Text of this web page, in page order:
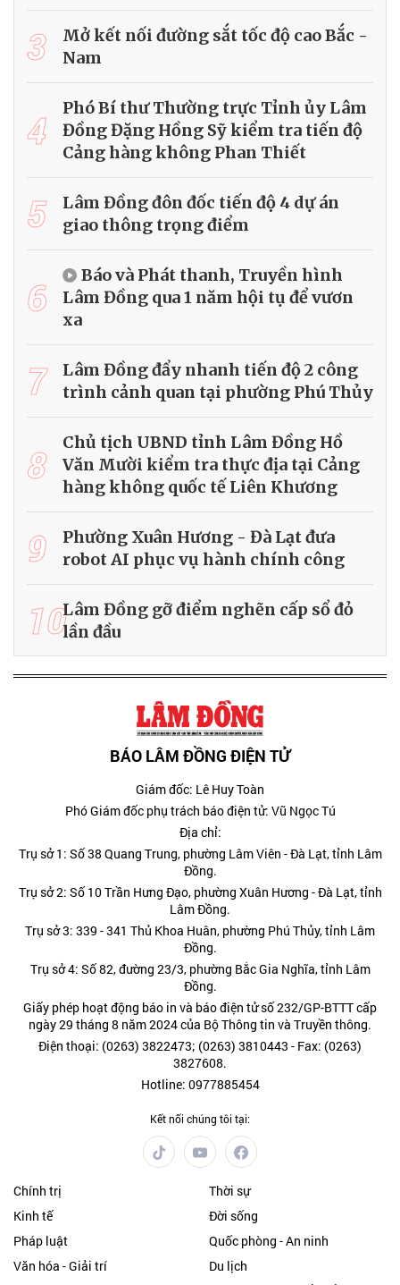
3
Mở kết nối đường sắt tốc độ cao Bắc -
Nam
4
Phó Bí thư Thường trực Tỉnh ủy Lâm
Đồng Đặng Hồng Sỹ kiểm tra tiến độ
Cảng hàng không Phan Thiết
5
Lâm Đồng đôn đốc tiến độ 4 dự án
giao thông trọng điểm
6
Báo và Phát thanh, Truyền hình
Lâm Đồng qua 1 năm hội tụ để vươn
xa
7
Lâm Đồng đẩy nhanh tiến độ 2 công
trình cảnh quan tại phường Phú Thủy
8
Chủ tịch UBND tỉnh Lâm Đồng Hồ
Văn Mười kiểm tra thực địa tại Cảng
hàng không quốc tế Liên Khương
9
Phường Xuân Hương - Đà Lạt đưa
robot AI phục vụ hành chính công
10Lâm Đồng gỡ điểm nghẽn cấp sổ đỏ
lần đầu
BÁO LÂM ĐỒNG ĐIỆN TỬ
Giám đốc: Lê Huy Toàn
Phó Giám đốc phụ trách báo điện tử: Vũ Ngọc Tú
Địa chỉ:
Trụ sở 1: Số 38 Quang Trung, phường Lâm Viên - Đà Lạt, tỉnh Lâm
Đồng.
Trụ sở 2: Số 10 Trần Hưng Đạo, phường Xuân Hương - Đà Lạt, tỉnh
Lâm Đồng.
Trụ sở 3: 339 - 341 Thủ Khoa Huân, phường Phú Thủy, tỉnh Lâm
Đồng.
Trụ sở 4: Số 82, đường 23/3, phường Bắc Gia Nghĩa, tỉnh Lâm
Đồng.
Giấy phép hoạt động báo in và báo điện tử số 232/GP-BTTT cấp
ngày 29 tháng 8 năm 2024 của Bộ Thông tin và Truyền thông.
Điện thoại: (0263) 3822473; (0263) 3810443 - Fax: (0263)
3827608.
Hotline: 0977885454
Kết nối chúng tôi tại:
Chính trị
Thời sự
Kinh tế
Đời sống
Pháp luật
Quốc phòng - An ninh
Văn hóa - Giải trí
Du lịch